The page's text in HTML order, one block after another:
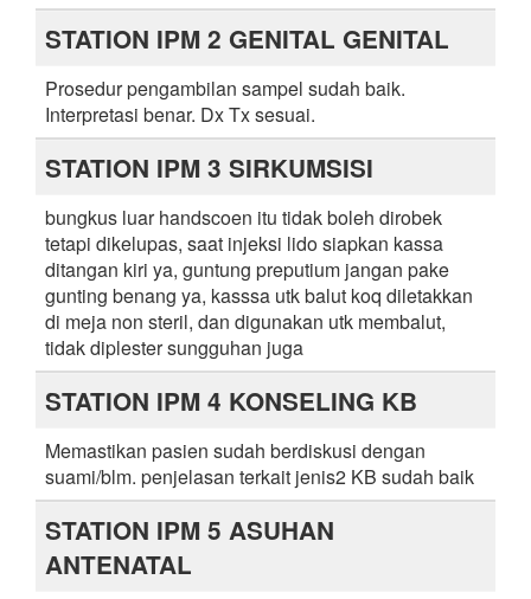
STATION IPM 2 GENITAL GENITAL
Prosedur pengambilan sampel sudah baik.
Interpretasi benar. Dx Tx sesuai.
STATION IPM 3 SIRKUMSISI
bungkus luar handscoen itu tidak boleh dirobek
tetapi dikelupas, saat injeksi lido siapkan kassa
ditangan kiri ya, guntung preputium jangan pake
gunting benang ya, kasssa utk balut koq diletakkan
di meja non steril, dan digunakan utk membalut,
tidak diplester sungguhan juga
STATION IPM 4 KONSELING KB
Memastikan pasien sudah berdiskusi dengan
suami/blm. penjelasan terkait jenis2 KB sudah baik
STATION IPM 5 ASUHAN
ANTENATAL